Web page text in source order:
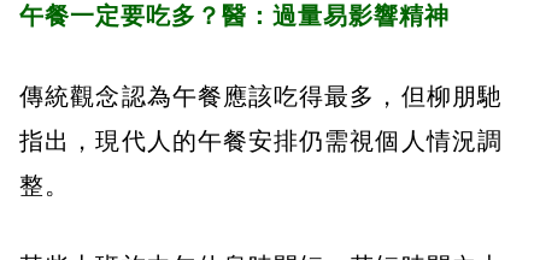
午餐一定要吃多？醫：過量易影響精神
傳統觀念認為午餐應該吃得最多，但柳朋馳
指出，現代人的午餐安排仍需視個人情況調
整。